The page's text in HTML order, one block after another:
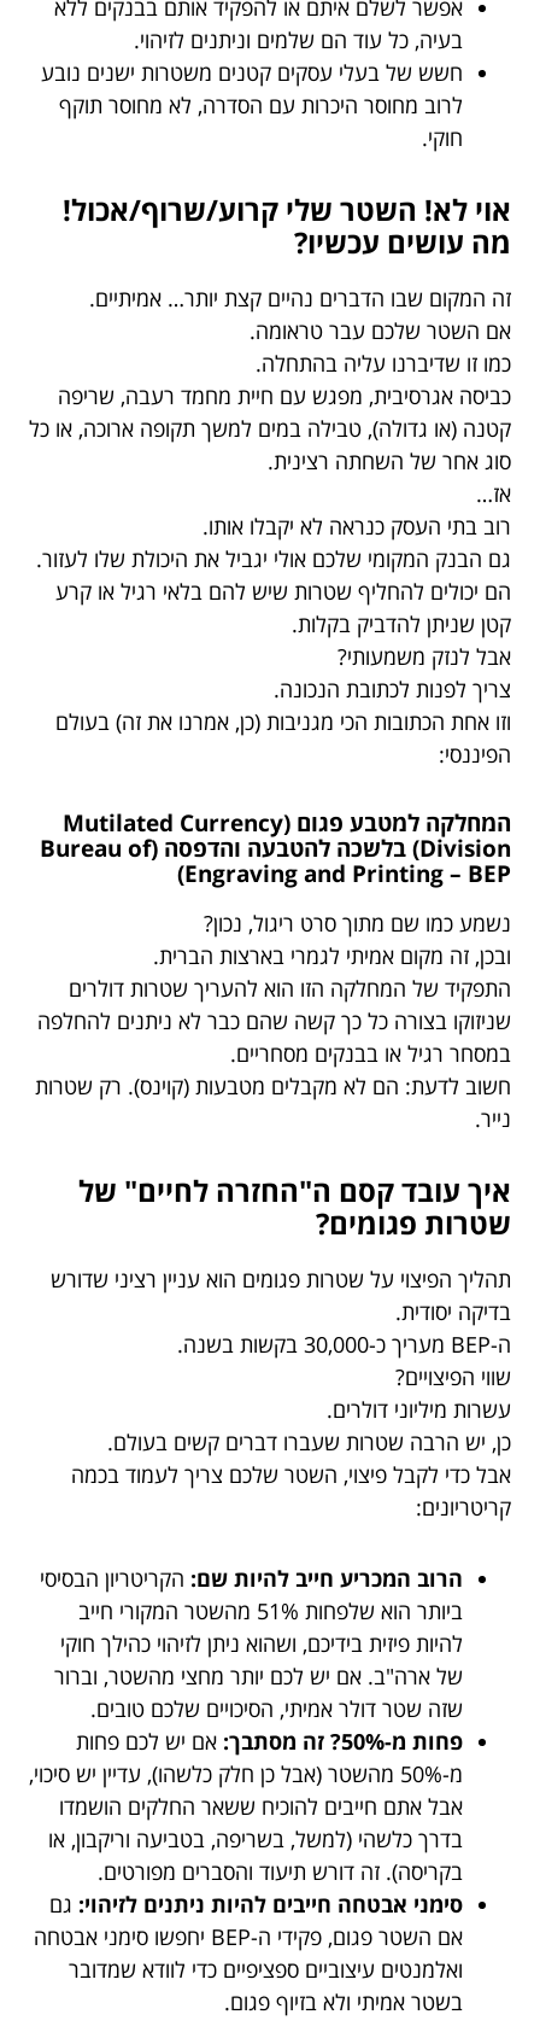
אפשר לשלם איתם או להפקיד אותם בבנקים ללא
בעיה, כל עוד הם שלמים וניתנים לזיהוי.
חשש של בעלי עסקים קטנים משטרות ישנים נובע
לרוב מחוסר היכרות עם הסדרה, לא מחוסר תוקף
חוקי.
אוי לא! השטר שלי קרוע/שרוף/אכול!
מה עושים עכשיו?
זה המקום שבו הדברים נהיים קצת יותר… אמיתיים.
אם השטר שלכם עבר טראומה.
כמו זו שדיברנו עליה בהתחלה.
כביסה אגרסיבית, מפגש עם חיית מחמד רעבה, שריפה
קטנה (או גדולה), טבילה במים למשך תקופה ארוכה, או כל
סוג אחר של השחתה רצינית.
אז…
רוב בתי העסק כנראה לא יקבלו אותו.
גם הבנק המקומי שלכם אולי יגביל את היכולת שלו לעזור.
הם יכולים להחליף שטרות שיש להם בלאי רגיל או קרע
קטן שניתן להדביק בקלות.
אבל לנזק משמעותי?
צריך לפנות לכתובת הנכונה.
וזו אחת הכתובות הכי מגניבות (כן, אמרנו את זה) בעולם
הפיננסי:
המחלקה למטבע פגום (Mutilated Currency
Division) בלשכה להטבעה והדפסה (Bureau of
Engraving and Printing – BEP)
נשמע כמו שם מתוך סרט ריגול, נכון?
ובכן, זה מקום אמיתי לגמרי בארצות הברית.
התפקיד של המחלקה הזו הוא להעריך שטרות דולרים
שניזוקו בצורה כל כך קשה שהם כבר לא ניתנים להחלפה
במסחר רגיל או בבנקים מסחריים.
חשוב לדעת: הם לא מקבלים מטבעות (קוינס). רק שטרות
נייר.
איך עובד קסם ה"החזרה לחיים" של
שטרות פגומים?
תהליך הפיצוי על שטרות פגומים הוא עניין רציני שדורש
בדיקה יסודית.
ה-BEP מעריך כ-30,000 בקשות בשנה.
שווי הפיצויים?
עשרות מיליוני דולרים.
כן, יש הרבה שטרות שעברו דברים קשים בעולם.
אבל כדי לקבל פיצוי, השטר שלכם צריך לעמוד בכמה
קריטריונים:
הרוב המכריע חייב להיות שם: הקריטריון הבסיסי
ביותר הוא שלפחות 51% מהשטר המקורי חייב
להיות פיזית בידיכם, ושהוא ניתן לזיהוי כהילך חוקי
של ארה"ב. אם יש לכם יותר מחצי מהשטר, וברור
שזה שטר דולר אמיתי, הסיכויים שלכם טובים.
פחות מ-50%? זה מסתבך:
אם יש לכם פחות
מ-50% מהשטר (אבל כן חלק כלשהו), עדיין יש סיכוי,
אבל אתם חייבים להוכיח ששאר החלקים הושמדו
בדרך כלשהי (למשל, בשריפה, בטביעה וריקבון, או
בקריסה). זה דורש תיעוד והסברים מפורטים.
סימני אבטחה חייבים להיות ניתנים לזיהוי: גם
אם השטר פגום, פקידי ה-BEP יחפשו סימני אבטחה
ואלמנטים עיצוביים ספציפיים כדי לוודא שמדובר
בשטר אמיתי ולא בזיוף פגום.